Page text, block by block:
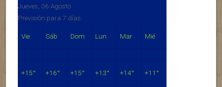
Jueves, 06 Agosto
Previsión para 7 días
Vie Sáb Dom Lun Mar Mié
+15° +16° +15° +13° +14° +11°